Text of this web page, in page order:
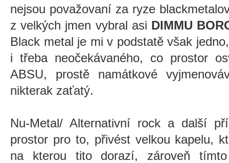
nejsou považovaní za ryze
z velkých jmen vybral asi DIMMU
Black metal je mi v podstatě však
i třeba neočekávaného, co prostor
ABSU, prostě namátkové
nikterak zaťatý.
Nu-Metal/ Alternativní rock a další
prostor pro to, přivést velkou kapelu,
na kterou tito dorazí, zároveň